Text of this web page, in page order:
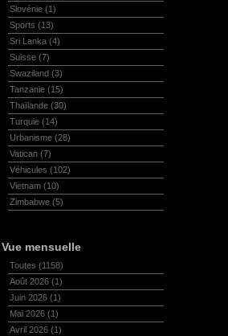
Slovénie (1)
Sports (13)
Sri Lanka (4)
Suisse (7)
Swaziland (3)
Tanzanie (15)
Thaïlande (30)
Turquie (14)
Urbanisme (28)
Vatican (7)
Véhicules (102)
Vietnam (10)
Zimbabwe (5)
Vue mensuelle
Toutes (1158)
Août 2026 (1)
Juin 2026 (1)
Mai 2026 (1)
Avril 2026 (1)